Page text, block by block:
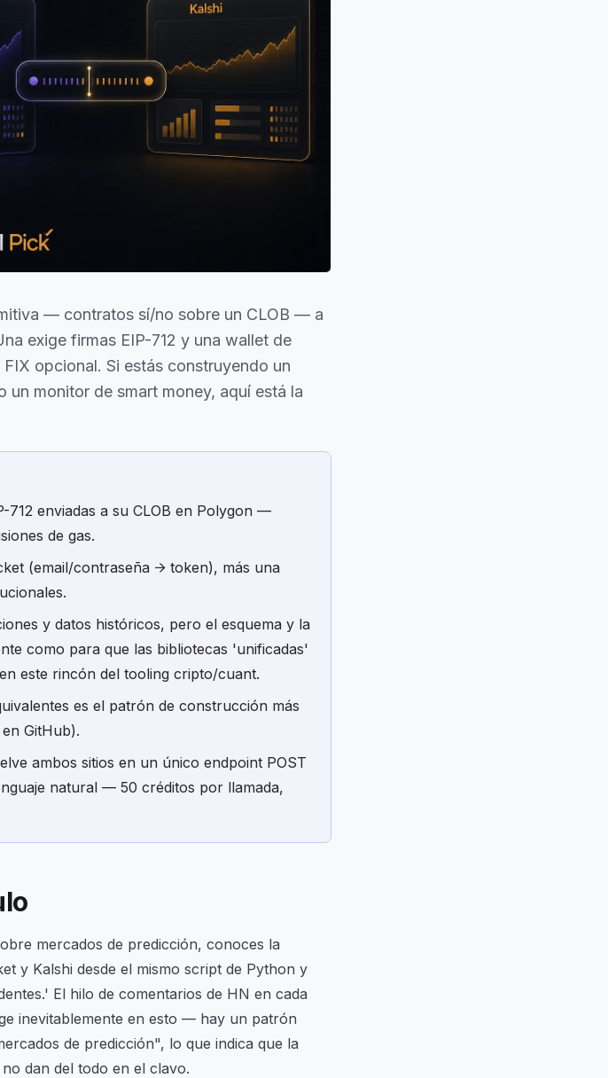
— contratos sí/no sobre un CLOB — a
exige firmas EIP-712 y una wallet de
opcional. Si estás construyendo un
monitor de smart money, aquí está la
712 enviadas a su CLOB en Polygon —
de gas.
(email/contraseña → token), más una
y datos históricos, pero el esquema y la
como para que las bibliotecas 'unificadas'
este rincón del tooling cripto/cuant.
es el patrón de construcción más
GitHub).
ambos sitios en un único endpoint POST
natural — 50 créditos por llamada,
mercados de predicción, conoces la
y Kalshi desde el mismo script de Python y
El hilo de comentarios de HN en cada
inevitablemente en esto — hay un patrón
de predicción", lo que indica que la
dan del todo en el clavo.